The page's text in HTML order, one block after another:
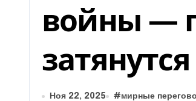
войны —
Ноя 22, 2025 #мирные